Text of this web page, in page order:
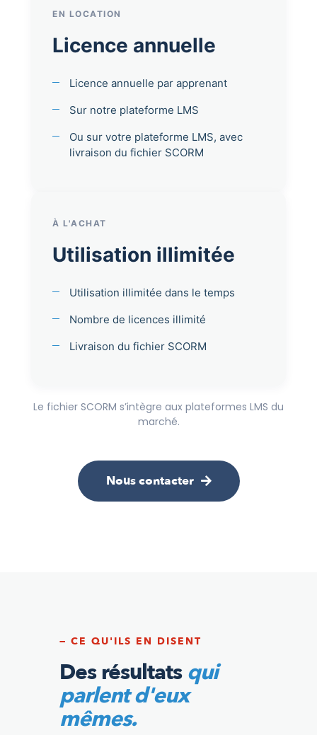
EN LOCATION
Licence annuelle
Licence annuelle par apprenant
Sur notre plateforme LMS
Ou sur votre plateforme LMS, avec
livraison du fichier SCORM
À L'ACHAT
Utilisation illimitée
Utilisation illimitée dans le temps
Nombre de licences illimité
Livraison du fichier SCORM
Le fichier SCORM s’intègre aux plateformes LMS du
marché.
Nous contacter
— CE QU'ILS EN DISENT
Des résultatsqui
parlent d'eux
mêmes.